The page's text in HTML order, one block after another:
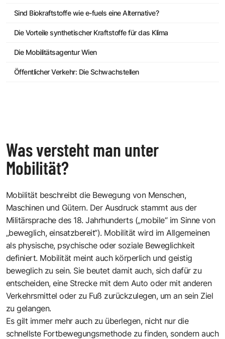
Sind Biokraftstoffe wie e-fuels eine Alternative?
Die Vorteile synthetischer Kraftstoffe für das Klima
Die Mobilitätsagentur Wien
Öffentlicher Verkehr: Die Schwachstellen
Was versteht man unter
Mobilität?
Mobilität beschreibt die Bewegung von Menschen,
Maschinen und Gütern. Der Ausdruck stammt aus der
Militärsprache des 18. Jahrhunderts („mobile“ im Sinne von
„beweglich, einsatzbereit“). Mobilität wird im Allgemeinen
als physische, psychische oder soziale Beweglichkeit
definiert. Mobilität meint auch körperlich und geistig
beweglich zu sein. Sie beutet damit auch, sich dafür zu
entscheiden, eine Strecke mit dem Auto oder mit anderen
Verkehrsmittel oder zu Fuß zurückzulegen, um an sein Ziel
zu gelangen.
Es gilt immer mehr auch zu überlegen, nicht nur die
schnellste Fortbewegungsmethode zu finden, sondern auch